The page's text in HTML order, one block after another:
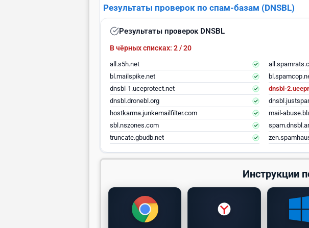
Результаты проверок по спам-базам (DNSBL)
Результаты проверок DNSBL
В чёрных списках: 2 / 20
all.s5h.net
bl.mailspike.net
dnsbl-1.uceprotect.net
dnsbl-
dnsbl.dronebl.org
hostkarma.junkemailfilter.com
mail-
sbl.nszones.com
truncate.gbudb.net
Инструкции